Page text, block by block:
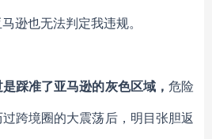
逊也无法判定我违规。
踩准了亚马逊的灰色区域， 危险
跨境圈的大震荡后，明目张胆返